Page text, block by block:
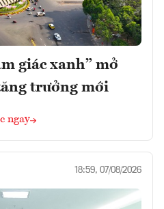
giác xanh” mở
trưởng mới
ngay
18:59, 07/08/2026